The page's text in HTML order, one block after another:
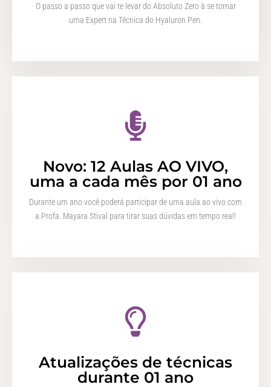
O passo a passo que vai te levar do Absoluto Zero à se tornar
uma Expert na Técnica do Hyaluron Pen.
Novo: 12 Aulas AO VIVO,
uma a cada mês por 01 ano
Durante um ano você poderá participar de uma aula ao vivo com
a Profa. Mayara Stival para tirar suas dúvidas em tempo real!
Atualizações de técnicas
durante 01 ano